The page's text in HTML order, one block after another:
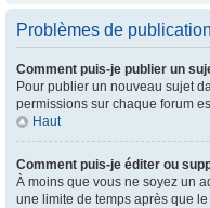
Problèmes de publication
Comment puis-je publier un
Pour publier un nouveau sujet
permissions sur chaque forum
Haut
Comment puis-je éditer ou
À moins que vous ne soyez un
une limite de temps après que